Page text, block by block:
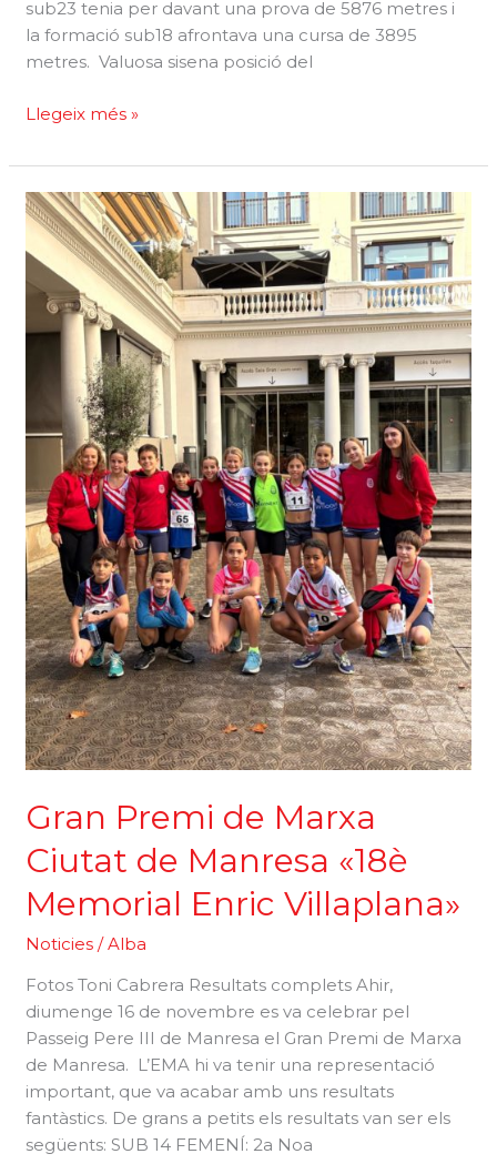
sub23 tenia per davant una prova de 5876 metres i
la formació sub18 afrontava una cursa de 3895
metres. Valuosa sisena posició del
BONA
A
ATAPUERCA
Llegeix més »
Gran Premi de Marxa
Ciutat de Manresa «18è
Memorial Enric Villaplana»
Noticies /Alba
Fotos Toni Cabrera Resultats complets Ahir,
diumenge 16 de novembre es va celebrar pel
Passeig Pere III de Manresa el Gran Premi de Marxa
de Manresa. L’EMA hi va tenir una representació
important, que va acabar amb uns resultats
fantàstics. De grans a petits els resultats van ser els
següents: SUB 14 FEMENÍ: 2a Noa